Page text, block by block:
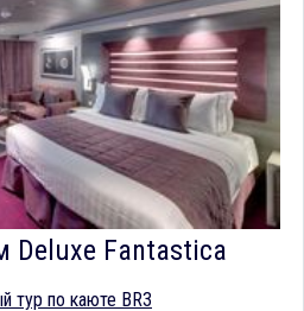
Deluxe Fantastica
тур по каюте BR3